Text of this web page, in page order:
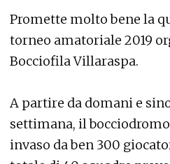
Promette molto bene la
torneo amatoriale 2019
Bocciofila Villaraspa.
A partire da domani e
settimana, il
invaso da ben 300